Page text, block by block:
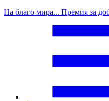
На благо мира... Премия за